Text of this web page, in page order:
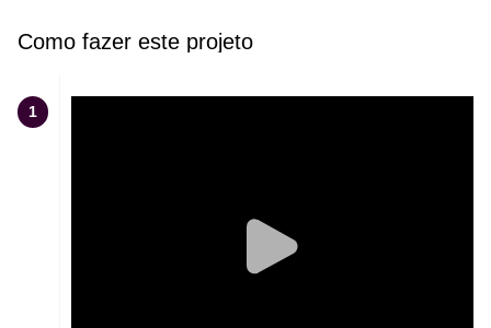
Como fazer este projeto
1